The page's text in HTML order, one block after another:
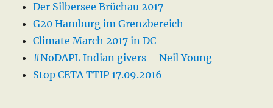
Der Silbersee Brüchau 2017
G20 Hamburg im Grenzbereich
Climate March 2017 in DC
#NoDAPL Indian givers – Neil Young
Stop CETA TTIP 17.09.2016